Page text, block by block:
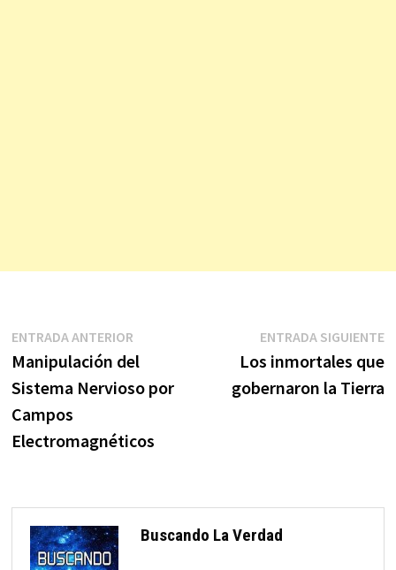
Navegación
de
entradas
ENTRADA ANTERIOREntrada
anterior:
Manipulación del
Sistema Nervioso por
Campos
Electromagnéticos
ENTRADA SIGUIENTE
Los inmortales que
gobernaron la Tierra
Buscando La Verdad